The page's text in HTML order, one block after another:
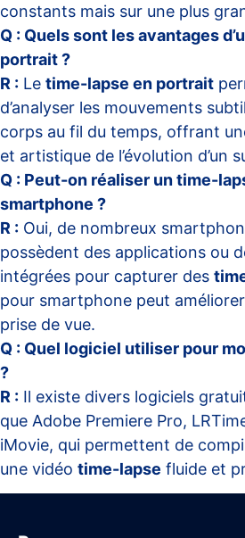
constants mais sur une plus
Q : Quels sont les avantages
portrait ?
R : Le time-lapse en portrait
d’analyser les mouvements
corps au fil du temps, offrant
et artistique de l’évolution d’un
Q : Peut-on réaliser un time-
smartphone ?
R : Oui, de nombreux
possèdent des applications ou
intégrées pour capturer des
pour smartphone peut
prise de vue.
Q : Quel logiciel utiliser pour
?
R : Il existe divers logiciels
que Adobe Premiere Pro,
iMovie, qui permettent de
une vidéo time-lapse fluide et